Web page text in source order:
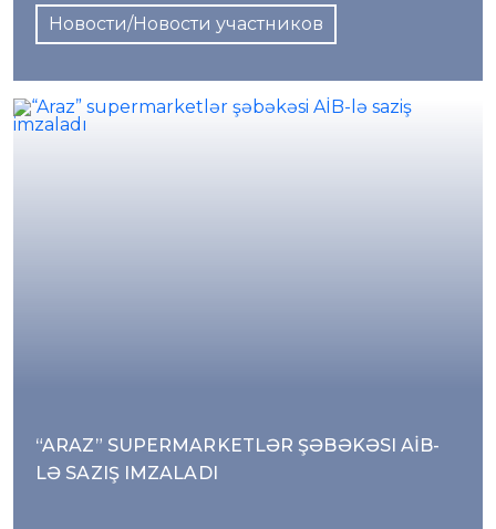
Новости/Новости участников
“ARAZ” SUPERMARKETLƏR ŞƏBƏKƏSI AİB-
LƏ SAZIŞ IMZALADI